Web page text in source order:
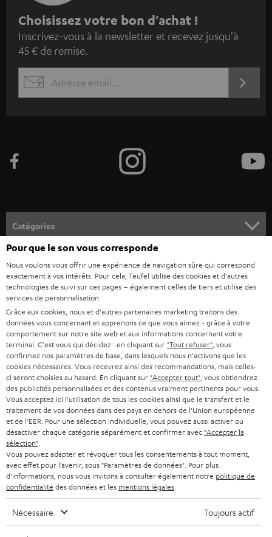
I
n
s
c
r
z
o
u
à
l
a
n
e
w
s
l
e
t
t
e
r
Choisissez votre bon d'achat !
Inscrivez-vous à la newsletter et recevez jusqu'à
45 € de remise.
EMAIL
Catégories
HOME CINEMA
SYSTEMES COMPLETS HOME CINEMA
BARRES DE SON
STEREO
SMART HOME
BLUETOOTH
CASQUES AUDIO
CASQUES BLUETOOTH AUDIO
SYSTEMES COMPLETS
ENCEINTES
Société
SUPPORT
CARRIÈRE
PRESSE
B2B
BLOG
NEWSLETTER
MAGASINS
AVANTAGES D’ACHAT
L’HISTOIRE DE TEUFEL
MANAGEMENT
Boutiques en ligne Teufel
ALLEMAGNE
AUTRICHE
SUISSE
PAYS-BAS
BELGIQUE
FRANCE
Pour que le son vous corresponde
Nous voulons vous offrir une expérience de navigation sûre qui correspond
exactement à vos intérêts. Pour cela, Teufel utilise des cookies et d'autres
technologies de suivi sur ces pages – également celles de tiers et utilise des
services de personnalisation.
Grâce aux cookies, nous et d'autres partenaires marketing traitons des
données vous concernant et apprenons ce que vous aimez - grâce à votre
comportement sur notre site web et aux informations concernant votre
terminal. C'est vous qui décidez : en cliquant sur "Tout refuser" , vous
confirmez nos paramètres de base, dans lesquels nous n'activons que les
cookies nécessaires. Vous recevrez ainsi des recommandations, mais celles-
ci seront choisies au hasard. En cliquant sur "Accepter tout" , vous obtiendrez
des publicités personnalisées et des contenus vraiment pertinents pour vous.
Vous acceptez ici l'utilisation de tous les cookies ainsi que le transfert et le
traitement de vos données dans des pays en dehors de l'Union européenne
et de l'EER. Pour une sélection individuelle, vous pouvez aussi activer ou
désactiver chaque catégorie séparément et confirmer avec "Accepter la
sélection"
Vous pouvez adapter et révoquer tous les consentements à tout moment,
avec effet pour l’avenir, sous "Paramètres de données". Pour plus
d'informations, nous vous invitons à consulter également notre politique de
confidentialité des données et les mentions légales
Nécessaire Toujours actif